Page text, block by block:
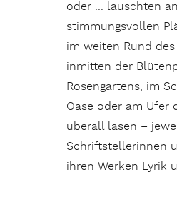
oder … lauschten
stimmungsvollen
im weiten Rund
inmitten der
Rosengartens, im
Oase oder am Ufer
überall lasen –
Schriftstellerinnen
ihren Werken Lyrik